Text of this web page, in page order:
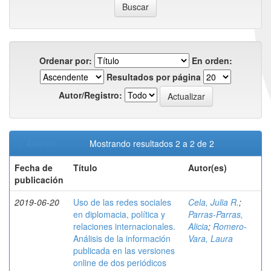
Ordenar por:
En orden:
Resultados por página
Autor/Registro:
Mostrando resultados 2 a 2 de 2
Fecha de
publicación
Título Autor(es)
2019-06-20
Uso de las redes sociales
en diplomacia, política y
relaciones internacionales.
Análisis de la información
publicada en las versiones
online de dos periódicos
Cela, Julia R.;
Parras-Parras,
Alicia; Romero-
Vara, Laura